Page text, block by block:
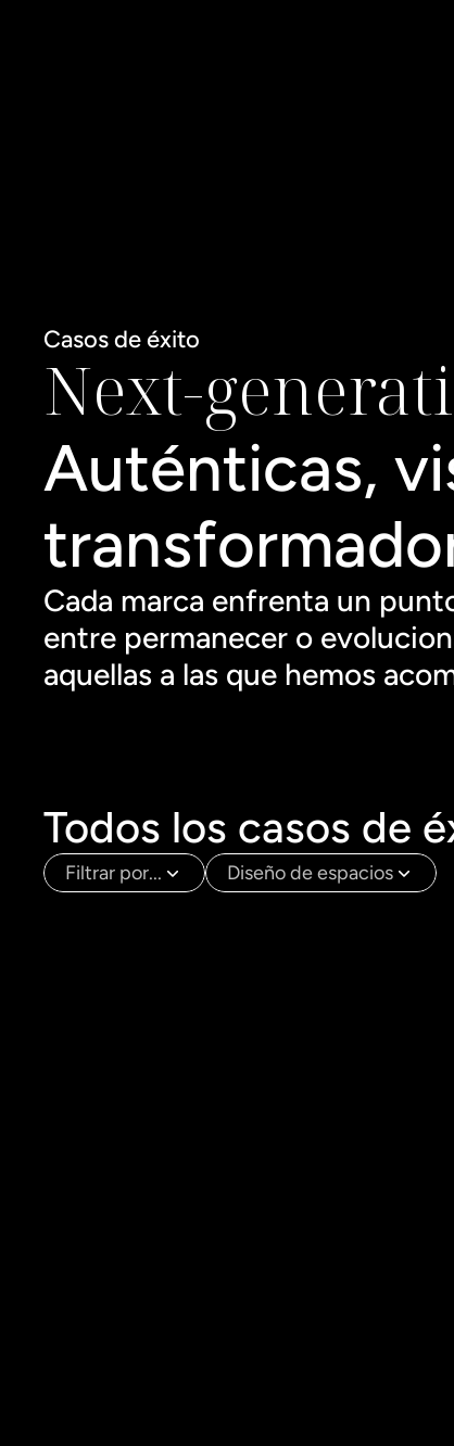
Casos de éxito
Next-
Auténticas,
Cada marca enfrenta un
entre permanecer o
aquellas a las que hemos
Todos los casos de
Filtrar por... Diseño de espacios